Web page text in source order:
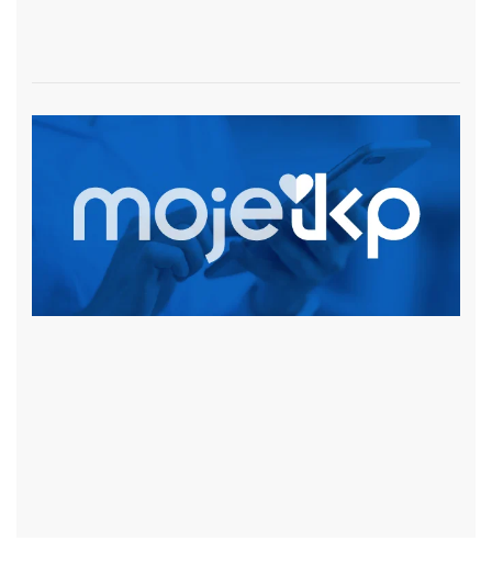
czytaj więcej